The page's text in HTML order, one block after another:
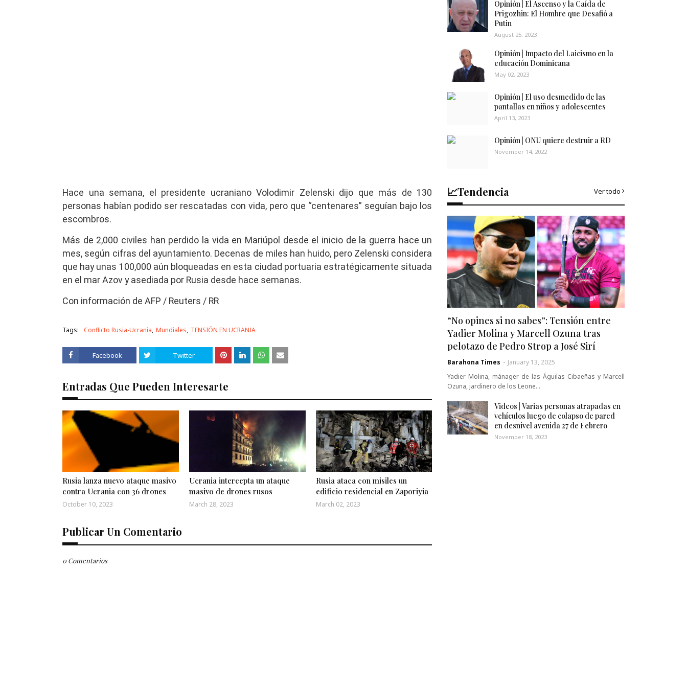
Hace una semana, el presidente ucraniano Volodimir Zelenski dijo que más de 130
personas habían podido ser rescatadas con vida, pero que “centenares” seguían bajo los
escombros.
Más de 2,000 civiles han perdido la vida en Mariúpol desde el inicio de la guerra hace un
mes, según cifras del ayuntamiento. Decenas de miles han huido, pero Zelenski considera
que hay unas 100,000 aún bloqueadas en esta ciudad portuaria estratégicamente situada
en el mar Azov y asediada por Rusia desde hace semanas.
Con información de AFP / Reuters / RR
Tags: Conflicto Rusia-Ucrania Mundiales TENSIÓN EN UCRANIA
Facebook Twitter
Entradas Que Pueden Interesarte
Rusia lanza nuevo ataque masivo
contra Ucrania con 36 drones
October 10, 2023
Ucrania intercepta un ataque
masivo de drones rusos
March 28, 2023
Rusia ataca con misiles un
edificio residencial en Zaporiyia
March 02, 2023
Publicar Un Comentario
0 Comentarios
Opinión | El Ascenso y la Caída de
Prigozhin: El Hombre que Desafió a
Putin
August 25, 2023
Opinión | Impacto del Laicismo en la
educación Dominicana
May 02, 2023
Opinión | El uso desmedido de las
pantallas en niños y adolescentes
April 13, 2023
Opinión | ONU quiere destruir a RD
November 14, 2022
📈Tendencia Ver todo
“No opines si no sabes”: Tensión entre
Yadier Molina y Marcell Ozuna tras
pelotazo de Pedro Strop a José Sirí
Barahona Times - January 13, 2025
Yadier Molina, mánager de las Águilas Cibaeñas y Marcell
Ozuna, jardinero de los Leone…
Videos | Varias personas atrapadas en
vehículos luego de colapso de pared
en desnivel avenida 27 de Febrero
November 18, 2023